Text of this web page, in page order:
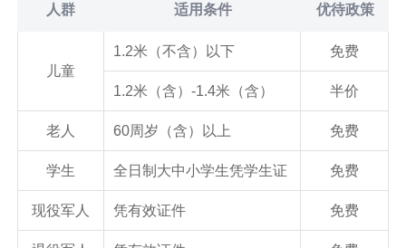
人群 适用条件 优待政策
儿童
1.2米（不含）以下 免费
1.2米（含）-1.4米（含） 半价
老人 60周岁（含）以上 免费
学生 全日制大中小学生凭学生证 免费
现役军人 凭有效证件 免费